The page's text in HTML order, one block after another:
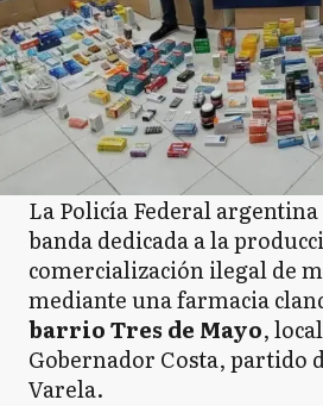
La Policía Federal
banda dedicada a la
comercialización ilegal de
mediante una farmacia
barrio Tres de Mayo,
Gobernador Costa, partido
Varela.